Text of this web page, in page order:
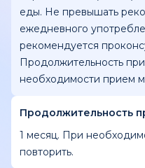
еды. Не превышать
ежедневного
рекомендуется
Продолжительность
необходимости прием
Продолжительность
1 месяц. При
повторить.